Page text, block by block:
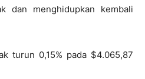
dan menghidupkan kembali
turun 0,15% pada $4.065,87